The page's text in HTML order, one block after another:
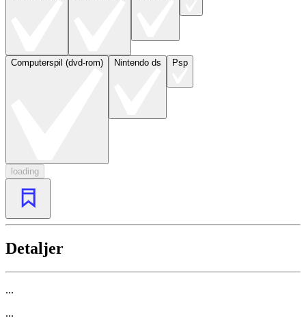
Computerspil (dvd-rom) Nintendo ds Psp
loading
Detaljer
...
...